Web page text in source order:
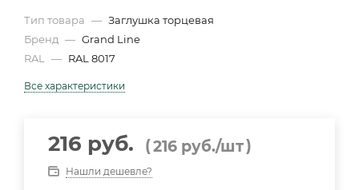
Тип товара — Заглушка торцевая
Бренд — Grand Line
RAL
— RAL 8017
Все характеристики
216 руб. (216 руб./шт)
Нашли дешевле?